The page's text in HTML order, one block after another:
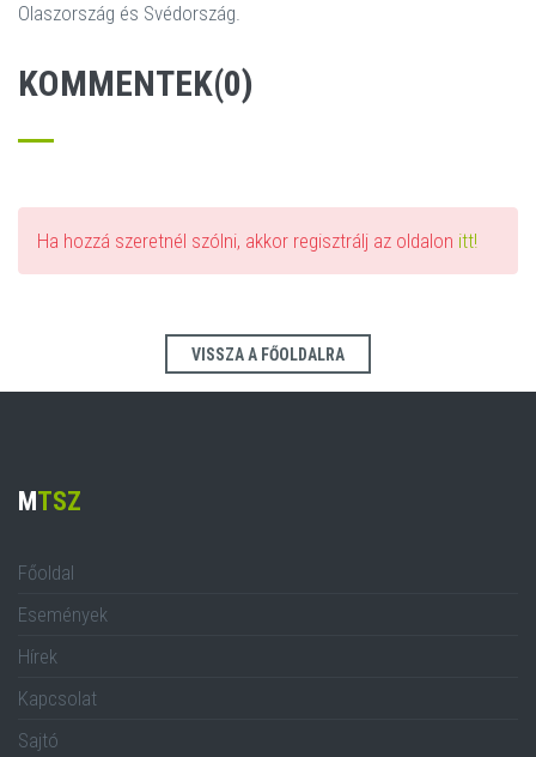
Olaszország és Svédország.
KOMMENTEK(0)
Ha hozzá szeretnél szólni, akkor regisztrálj az oldalon itt!
VISSZA A FŐOLDALRA
MTSZ
Főoldal
Események
Hírek
Kapcsolat
Sajtó